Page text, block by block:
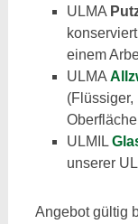
ULMA
einem
ULMA
ULMIL
unserer
Angebot gültig